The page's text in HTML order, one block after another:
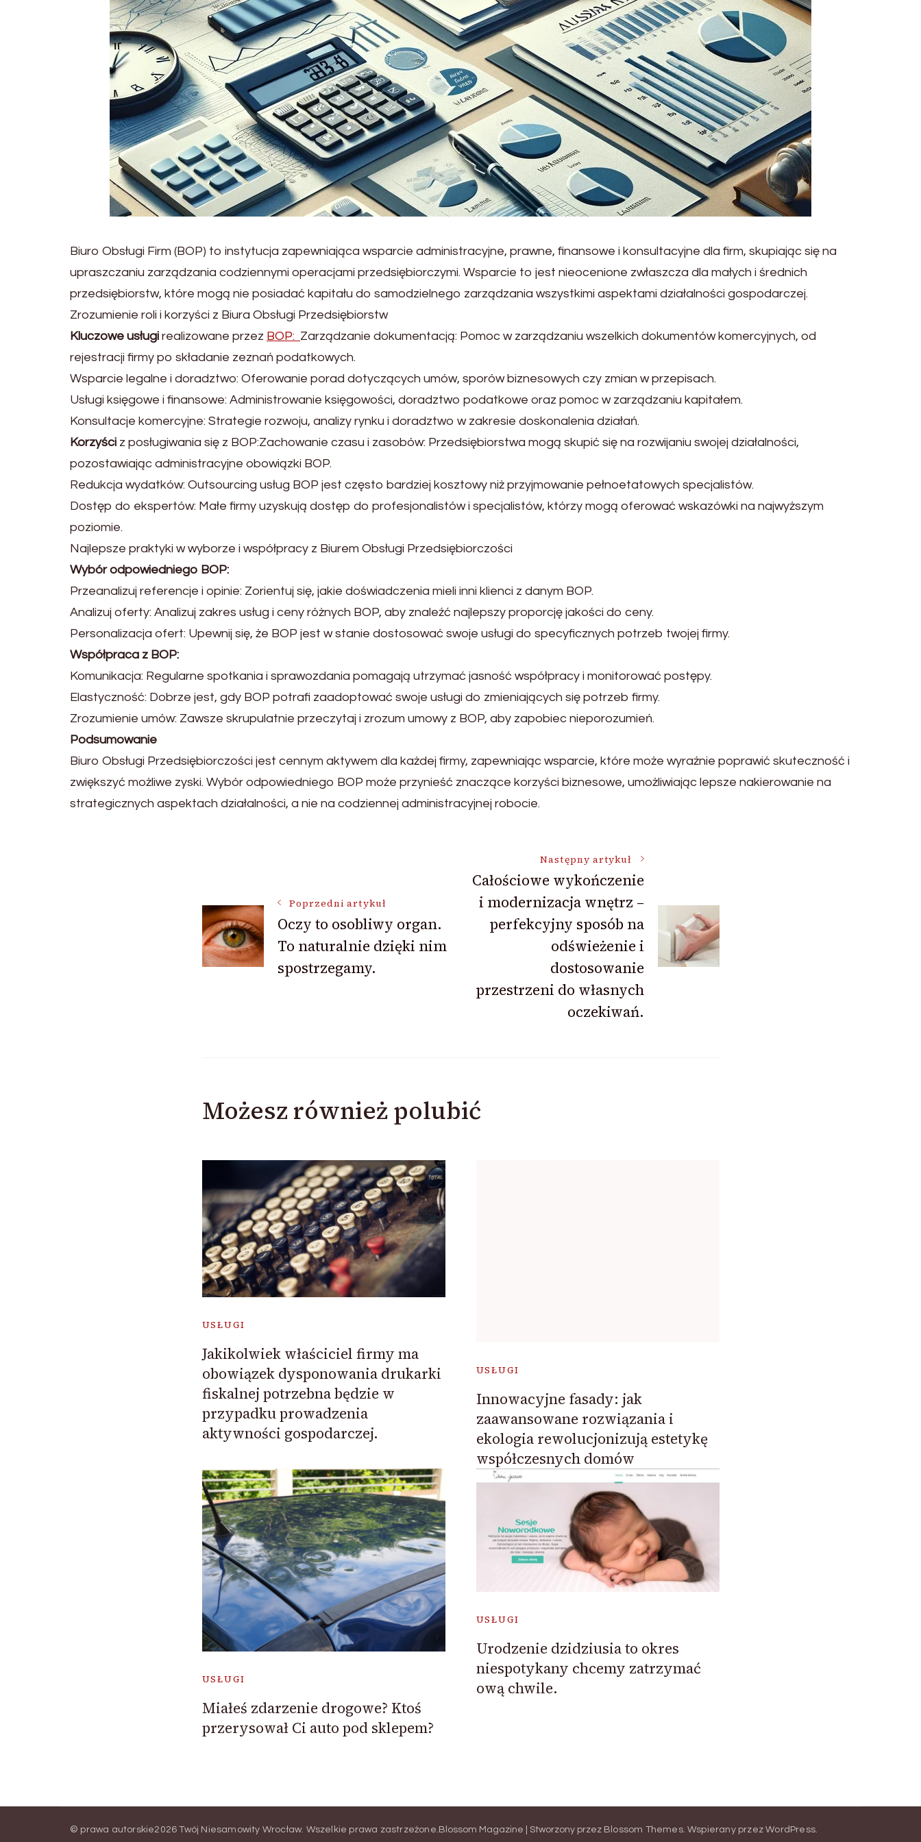
Biuro Obsługi Firm (BOP) to instytucja zapewniająca wsparcie administracyjne, prawne, finansowe i konsultacyjne dla firm, skupiając się na
upraszczaniu zarządzania codziennymi operacjami przedsiębiorczymi. Wsparcie to jest nieocenione zwłaszcza dla małych i średnich
przedsiębiorstw, które mogą nie posiadać kapitału do samodzielnego zarządzania wszystkimi aspektami działalności gospodarczej.
Zrozumienie roli i korzyści z Biura Obsługi Przedsiębiorstw
Kluczowe usługi realizowane przez BOP: Zarządzanie dokumentacją: Pomoc w zarządzaniu wszelkich dokumentów komercyjnych, od
rejestracji firmy po składanie zeznań podatkowych.
Wsparcie legalne i doradztwo: Oferowanie porad dotyczących umów, sporów biznesowych czy zmian w przepisach.
Usługi księgowe i finansowe: Administrowanie księgowości, doradztwo podatkowe oraz pomoc w zarządzaniu kapitałem.
Konsultacje komercyjne: Strategie rozwoju, analizy rynku i doradztwo w zakresie doskonalenia działań.
Korzyści z posługiwania się z BOP:Zachowanie czasu i zasobów: Przedsiębiorstwa mogą skupić się na rozwijaniu swojej działalności,
pozostawiając administracyjne obowiązki BOP.
Redukcja wydatków: Outsourcing usług BOP jest często bardziej kosztowy niż przyjmowanie pełnoetatowych specjalistów.
Dostęp do ekspertów: Małe firmy uzyskują dostęp do profesjonalistów i specjalistów, którzy mogą oferować wskazówki na najwyższym
poziomie.
Najlepsze praktyki w wyborze i współpracy z Biurem Obsługi Przedsiębiorczości
Wybór odpowiedniego BOP:
Przeanalizuj referencje i opinie: Zorientuj się, jakie doświadczenia mieli inni klienci z danym BOP.
Analizuj oferty: Analizuj zakres usług i ceny różnych BOP, aby znaleźć najlepszy proporcję jakości do ceny.
Personalizacja ofert: Upewnij się, że BOP jest w stanie dostosować swoje usługi do specyficznych potrzeb twojej firmy.
Współpraca z BOP:
Komunikacja: Regularne spotkania i sprawozdania pomagają utrzymać jasność współpracy i monitorować postępy.
Elastyczność: Dobrze jest, gdy BOP potrafi zaadoptować swoje usługi do zmieniających się potrzeb firmy.
Zrozumienie umów: Zawsze skrupulatnie przeczytaj i zrozum umowy z BOP, aby zapobiec nieporozumień.
Podsumowanie
Biuro Obsługi Przedsiębiorczości jest cennym aktywem dla każdej firmy, zapewniając wsparcie, które może wyraźnie poprawić skuteczność i
zwiększyć możliwe zyski. Wybór odpowiedniego BOP może przynieść znaczące korzyści biznesowe, umożliwiając lepsze nakierowanie na
strategicznych aspektach działalności, a nie na codziennej administracyjnej robocie.
wpisu
Poprzedni artykuł
Oczy to osobliwy organ.
To naturalnie dzięki nim
spostrzegamy.
Następny artykuł
Całościowe wykończenie
i modernizacja wnętrz –
perfekcyjny sposób na
odświeżenie i
dostosowanie
przestrzeni do własnych
oczekiwań.
Możesz również polubić
USŁUGI
Jakikolwiek właściciel firmy ma
obowiązek dysponowania drukarki
fiskalnej potrzebna będzie w
przypadku prowadzenia
aktywności gospodarczej.
USŁUGI
Innowacyjne fasady: jak
zaawansowane rozwiązania i
ekologia rewolucjonizują estetykę
współczesnych domów
USŁUGI
Miałeś zdarzenie drogowe? Ktoś
przerysował Ci auto pod sklepem?
USŁUGI
Urodzenie dzidziusia to okres
niespotykany chcemy zatrzymać
ową chwile.
© prawa autorskie2026Twój Niesamowity Wrocław. Wszelkie prawa zastrzeżone. Blossom Magazine | Stworzony przez Blossom Themes. Wspierany przezWordPress